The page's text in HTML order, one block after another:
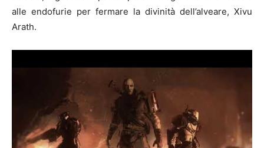
alle endofurie per fermare la divinità dell’alveare, Xivu
Arath.